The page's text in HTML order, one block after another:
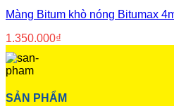
Màng Bitum khò nóng Bitumax
1.350.000₫
SẢN PHẨM